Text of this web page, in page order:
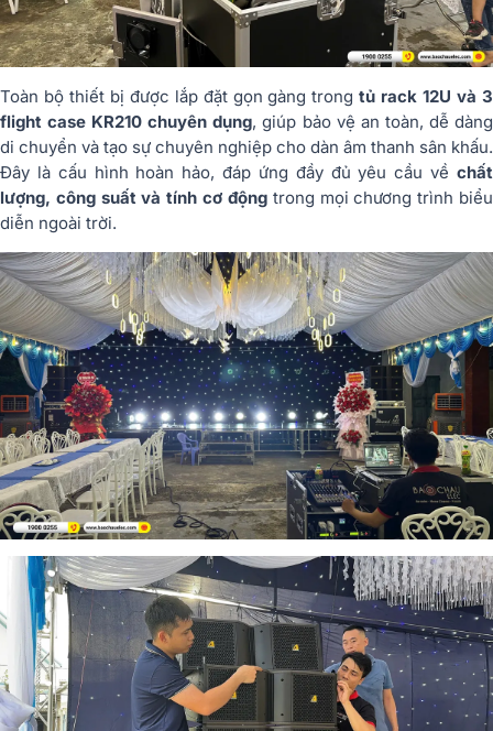
Toàn bộ thiết bị được lắp đặt gọn gàng trongtủ rack 12U và 3
flight case KR210 chuyên dụng, giúp bảo vệ an toàn, dễ dàng
di chuyển và tạo sự chuyên nghiệp cho dàn âm thanh sân khấu.
Đây là cấu hình hoàn hảo, đáp ứng đầy đủ yêu cầu về chất
lượng, công suất và tính cơ độngtrong mọi chương trình biểu
diễn ngoài trời.